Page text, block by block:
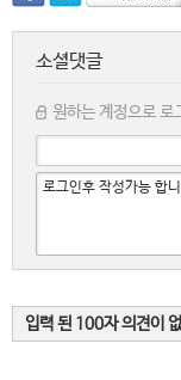
소셜댓글
원하는 계정으로 로
입력 된 100자 의견이